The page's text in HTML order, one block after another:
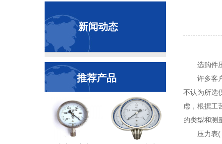
新闻动态
推荐产品
选购件
许多客
不认为所选
虑，根据工
的类型和测
压力表